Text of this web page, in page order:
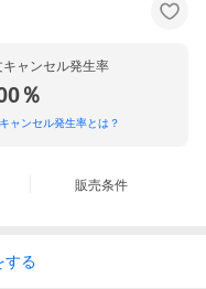
ト（シリコン製）、モ
キャンセル発生率
％
ャンセル発生率とは？
販売条件
する